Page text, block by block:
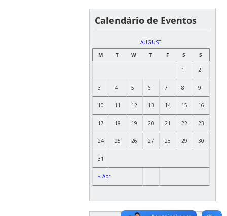
Calendário de Eventos
AUGUST
M
T W T F S S
« Apr
1 2
3 4 5 6 7 8 9
10 11 12 13 14 15 16
17 18 19 20 21 22 23
24 25 26 27 28 29 30
31